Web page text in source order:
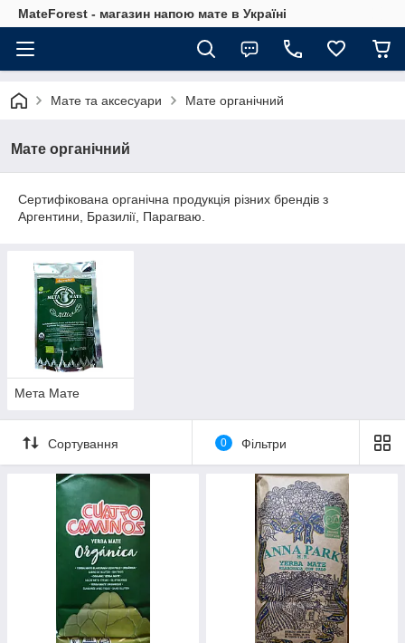
MateForest - магазин напою мате в Україні
Мате та аксесуари Мате органічний
Мате органічний
Сертифікована органічна продукція різних брендів з
Аргентини, Бразилії, Парагваю.
Мета Мате
Сортування 0 Фільтри